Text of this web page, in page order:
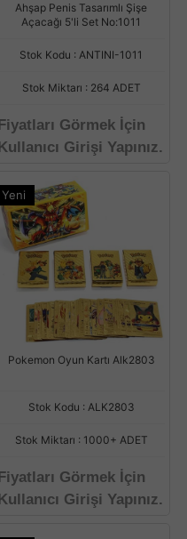
Ahşap Penis Tasarımlı Şişe
Açacağı 5'li Set No:1011
Stok Kodu : ANTINI-1011
Stok Miktarı : 264 ADET
Fiyatları Görmek İçin
Kullanıcı Girişi Yapınız.
Yeni
Pokemon Oyun Kartı Alk2803
Stok Kodu : ALK2803
Stok Miktarı : 1000+ ADET
Fiyatları Görmek İçin
Kullanıcı Girişi Yapınız.